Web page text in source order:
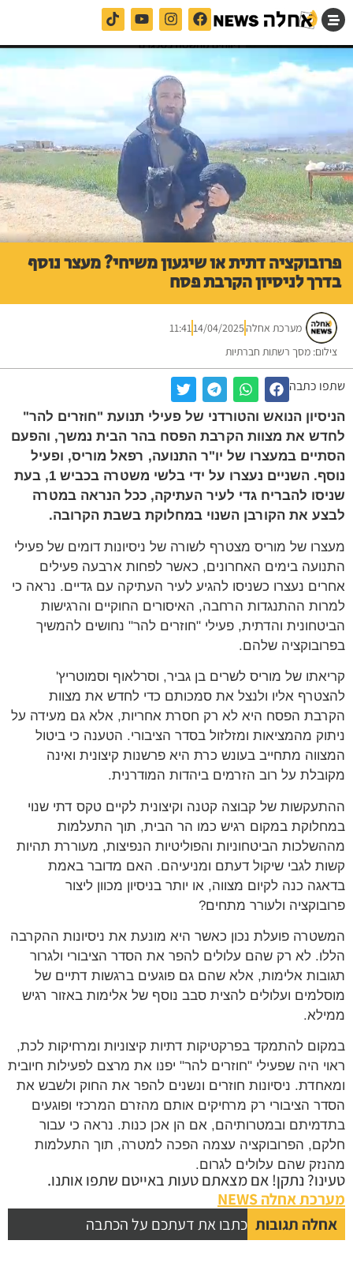
פרובוקציה דתית או שיגעון משיחי? מעצר נוסף
בדרך לניסיון הקרבת פסח
מערכת אחלה14/04/2025
11:41
צילום: מסך רשתות חברתיות
שתפו כתבה
הניסיון הנואש והטורדני של פעילי תנועת "חוזרים להר"
לחדש את מצוות הקרבת הפסח בהר הבית נמשך, והפעם
הסתיים במעצרו של יו"ר התנועה, רפאל מוריס, ופעיל
נוסף. השניים נעצרו על ידי בלשי משטרה בכביש 1, בעת
שניסו להבריח גדי לעיר העתיקה, ככל הנראה במטרה
לבצע את הקורבן השנוי במחלוקת בשבת הקרובה.
מעצרו של מוריס מצטרף לשורה של ניסיונות דומים של פעילי
התנועה בימים האחרונים, כאשר לפחות ארבעה פעילים
אחרים נעצרו כשניסו להגיע לעיר העתיקה עם גדיים. נראה כי
למרות ההתנגדות הרחבה, האיסורים החוקיים והרגישות
הביטחונית והדתית, פעילי "חוזרים להר" נחושים להמשיך
בפרובוקציה שלהם.
קריאתו של מוריס לשרים בן גביר, וסרלאוף וסמוטריץ'
להצטרף אליו ולנצל את סמכותם כדי לחדש את מצוות
הקרבת הפסח היא לא רק חסרת אחריות, אלא גם מעידה על
ניתוק מהמציאות ומזלזול בסדר הציבורי. הטענה כי ביטול
המצווה מתחייב בעונש כרת היא פרשנות קיצונית ואינה
מקובלת על רוב הזרמים ביהדות המודרנית.
ההתעקשות של קבוצה קטנה וקיצונית לקיים טקס דתי שנוי
במחלוקת במקום רגיש כמו הר הבית, תוך התעלמות
מההשלכות הביטחוניות והפוליטיות הנפיצות, מעוררת תהיות
קשות לגבי שיקול דעתם ומניעיהם. האם מדובר באמת
בדאגה כנה לקיום מצווה, או יותר בניסיון מכוון ליצור
פרובוקציה ולעורר מתחים?
המשטרה פועלת נכון כאשר היא מונעת את ניסיונות ההקרבה
הללו. לא רק שהם עלולים להפר את הסדר הציבורי ולגרור
תגובות אלימות, אלא שהם גם פוגעים ברגשות דתיים של
מוסלמים ועלולים להצית סבב נוסף של אלימות באזור רגיש
ממילא.
במקום להתמקד בפרקטיקות דתיות קיצוניות ומרחיקות לכת,
ראוי היה שפעילי "חוזרים להר" יפנו את מרצם לפעילות חיובית
ומאחדת. ניסיונות חוזרים ונשנים להפר את החוק ולשבש את
הסדר הציבורי רק מרחיקים אותם מהזרם המרכזי ופוגעים
בתדמיתם ובמטרותיהם, אם הן אכן כנות. נראה כי עבור
חלקם, הפרובוקציה עצמה הפכה למטרה, תוך התעלמות
מהנזק שהם עלולים לגרום.
טעינו? נתקן! אם מצאתם טעות באייטם שתפו אותנו.
מערכת אחלה NEWS
אחלה תגובות כתבו את דעתכם על הכתבה